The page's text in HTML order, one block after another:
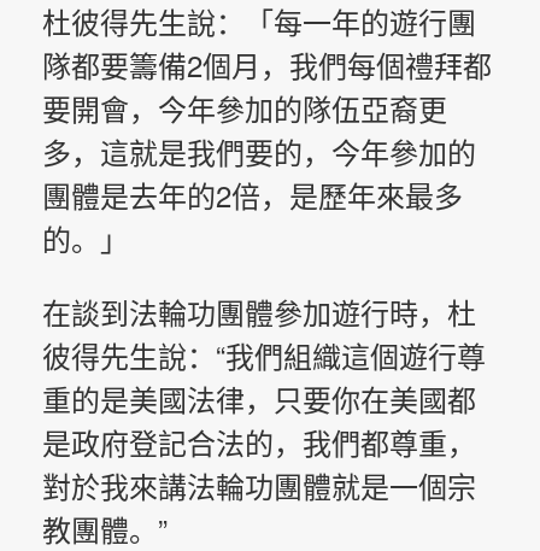
杜彼得先生說：「每一年的遊行團
隊都要籌備2個月，我們每個禮拜都
要開會，今年參加的隊伍亞裔更
多，這就是我們要的，今年參加的
團體是去年的2倍，是歷年來最多
的。」
在談到法輪功團體參加遊行時，杜
彼得先生說：“我們組織這個遊行尊
重的是美國法律，只要你在美國都
是政府登記合法的，我們都尊重，
對於我來講法輪功團體就是一個宗
教團體。”